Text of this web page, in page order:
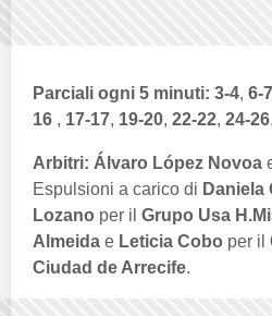
Parciali ogni 5 minuti: 3-4, 6-7
16 , 17-17, 19-20, 22-22, 24-26,
Arbitri: Álvaro López Novoa
Espulsioni a carico di Daniela
Lozano per il Grupo Usa
Almeida e Leticia Cobo per il
Ciudad de Arrecife.